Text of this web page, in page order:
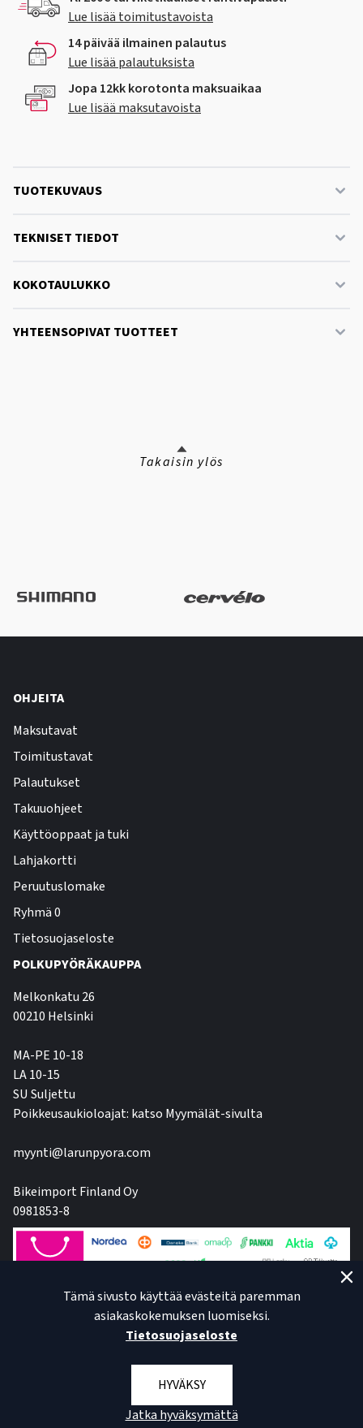
Lue lisää toimitustavoista
14 päivää ilmainen palautus
Lue lisää palautuksista
Jopa 12kk korotonta maksuaikaa
Lue lisää maksutavoista
TUOTEKUVAUS
TEKNISET TIEDOT
KOKOTAULUKKO
YHTEENSOPIVAT TUOTTEET
Takaisin ylös
OHJEITA
Maksutavat
Toimitustavat
Palautukset
Takuuohjeet
Käyttöoppaat ja tuki
Lahjakortti
Peruutuslomake
Ryhmä 0
Tietosuojaseloste
POLKUPYÖRÄKAUPPA
Melkonkatu 26
00210 Helsinki
MA-PE 10-18
LA 10-15
SU Suljettu
Poikkeusaukioloajat: katso Myymälät-sivulta
myynti@larunpyora.com
Bikeimport Finland Oy
0981853-8
Tämä sivusto käyttää evästeitä paremman
asiakaskokemuksen luomiseksi.
Tietosuojaseloste
HYVÄKSY
Jatka hyväksymättä